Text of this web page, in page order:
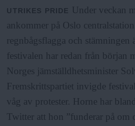
UTRIKES PRIDE
Under veckan
ankommer på Oslo
regnbågsflagga och stämningen
festivalen har redan från början
Norges jämställdhetsminister
Fremskrittspartiet invigde
våg av protester. Horne har
Twitter att hon ”funderar på om